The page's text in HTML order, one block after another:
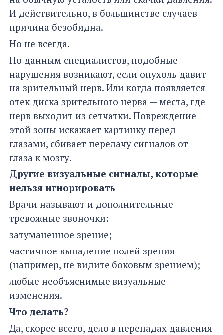
И действительно, в большинстве случаев
причина безобидна.
Но не всегда.
По данным специалистов, подобные
нарушения возникают, если опухоль давит
на зрительный нерв. Или когда появляется
отек диска зрительного нерва — места, где
нерв выходит из сетчатки. Повреждение
этой зоны искажает картинку перед
глазами, сбивает передачу сигналов от
глаза к мозгу.
Другие визуальные сигналы, которые
нельзя игнорировать
Врачи называют и дополнительные
тревожные звоночки:
затуманенное зрение;
частичное выпадение полей зрения
(например, не видите боковым зрением);
любые необъяснимые визуальные
изменения.
Что делать?
Да, скорее всего, дело в перепадах давления